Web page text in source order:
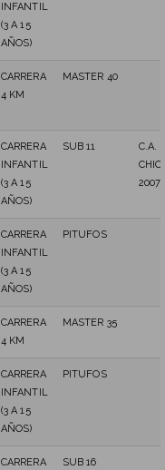
INFANTIL
(3 A 15
AÑOS)
CARRERA
4 KM
MASTER 40
CARRERA
INFANTIL
(3 A 15
AÑOS)
SUB 11
C.A.
2007
CARRERA
INFANTIL
(3 A 15
AÑOS)
PITUFOS
CARRERA
4 KM
MASTER 35
CARRERA
INFANTIL
(3 A 15
AÑOS)
PITUFOS
CARRERA
SUB 16